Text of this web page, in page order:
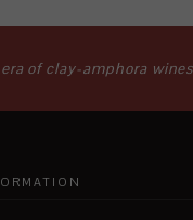
of clay-amphora wines